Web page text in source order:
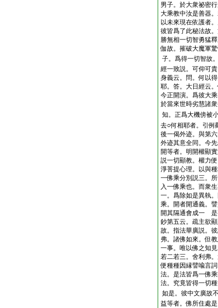
男子。於大衆祕密
大乘教中汝是善器
以未來現在依護者
彼皆爲了此秘法故
勝無相一切智勇猛
伽故。摧破大魔軍
子。爲得一切智故
經一致説。可仰可
身義云。問。何以
耶。答。大日經云
今正開演。爲彼大
於當來世時劣慧諸
知。正爲大機傍被
去○何相耶者。引例
後一偈外迹。與第
外迹其意全同。今
開等者。明開權顯
説一切顯教。權力
淨菩提心理。以與
一佛乘分別説三。
入一佛乘也。而衆
一。爲除如是異執
乘。開者開通義。
開其隔通會成一 是
鈔第五云。疏主欲
故。指法華廣説。
弗。諸佛如來。但
一事。唯以佛之知
若二若三。舍利弗
便種種因縁譬喩言
法。是法皆爲一佛
法。究竟皆得一切
如是。彼中文廣故
益等者。佛所住處